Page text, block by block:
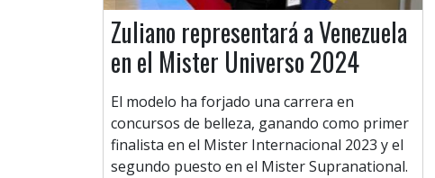
Zuliano representará a Venezuela
en el Mister Universo 2024
El modelo ha forjado una carrera en
concursos de belleza, ganando como primer
finalista en el Mister Internacional 2023 y el
segundo puesto en el Mister Supranational.